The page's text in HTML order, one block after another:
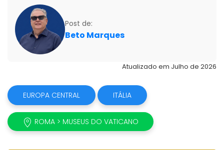
Post de:
Beto Marques
Atualizado em Julho de 2026
EUROPA CENTRAL ITÁLIA
ROMA > MUSEUS DO VATICANO